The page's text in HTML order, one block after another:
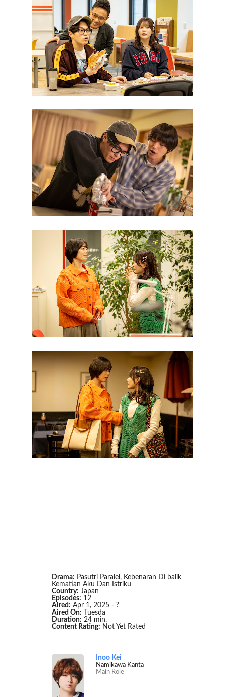
Drama: Pasutri Paralel, Kebenaran Di balik
Kematian Aku Dan Istriku
Country: Japan
Episodes: 12
Aired: Apr 1, 2025 - ?
Aired On: Tuesda
Duration: 24 min.
Content Rating: Not Yet Rated
Inoo Kei
Namikawa Kanta
Main Role